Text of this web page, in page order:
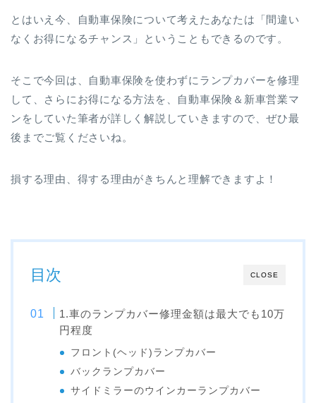
とはいえ今、自動車保険について考えたあなたは「間違い
なくお得になるチャンス」ということもできるのです。
そこで今回は、自動車保険を使わずにランプカバーを修理
して、さらにお得になる方法を、自動車保険＆新車営業マ
ンをしていた筆者が詳しく解説していきますので、ぜひ最
後までご覧くださいね。
損する理由、得する理由がきちんと理解できますよ！
CLOSE
目次
1.車のランプカバー修理金額は最大でも10万
円程度
フロント(ヘッド)ランプカバー
バックランプカバー
サイドミラーのウインカーランプカバー